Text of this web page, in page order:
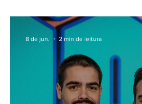
do projeto
8 de jun. 2 min de leitura